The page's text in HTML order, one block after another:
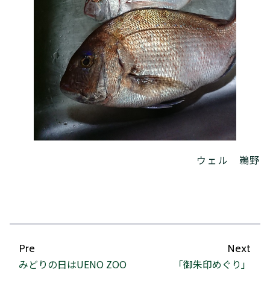
ウェル 鵜野
Pre
みどりの日はUENO ZOO
Next
「御朱印めぐり」